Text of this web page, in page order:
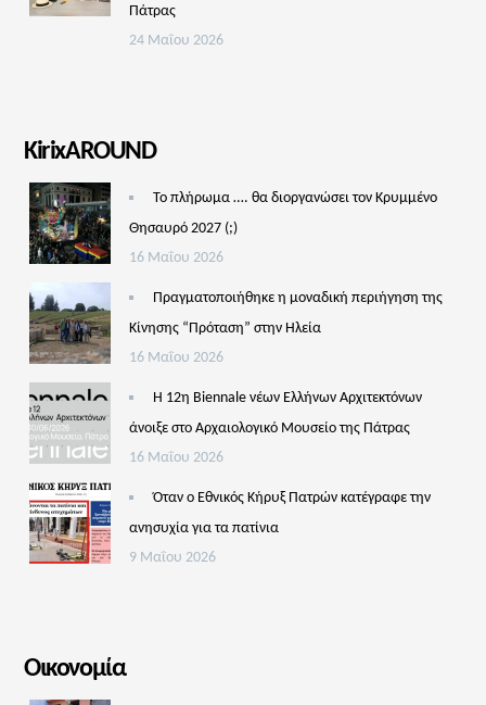
Πάτρας
24 Μαΐου 2026
KirixAROUND
Το πλήρωμα …. θα διοργανώσει τον Κρυμμένο
Θησαυρό 2027 (;)
16 Μαΐου 2026
Πραγματοποιήθηκε η μοναδική περιήγηση της
Κίνησης “Πρόταση” στην Ηλεία
16 Μαΐου 2026
Η 12η Biennale νέων Ελλήνων Αρχιτεκτόνων
άνοιξε στο Αρχαιολογικό Μουσείο της Πάτρας
16 Μαΐου 2026
Όταν ο Εθνικός Κήρυξ Πατρών κατέγραφε την
ανησυχία για τα πατίνια
9 Μαΐου 2026
Οικονομία